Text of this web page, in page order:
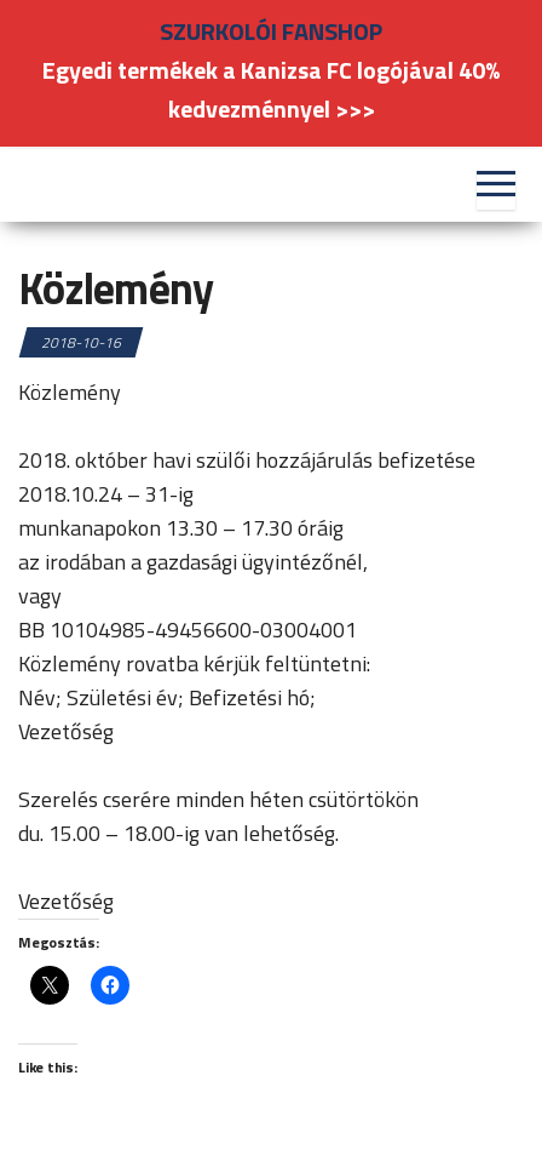
FC
#kanizsafoci
Közlemény
2018-10-16
Közlemény
2018. október havi szülői hozzájárulás befizetése
2018.10.24 – 31-ig
munkanapokon 13.30 – 17.30 óráig
az irodában a gazdasági ügyintézőnél,
vagy
BB 10104985-49456600-03004001
Közlemény rovatba kérjük feltüntetni:
Név; Születési év; Befizetési hó;
Vezetőség
Szerelés cserére minden héten csütörtökön
du. 15.00 – 18.00-ig van lehetőség.
Vezetőség
Megosztás:
Like this:
SZURKOLÓI FANSHOP
Egyedi termékek a Kanizsa FC logójával 40%
kedvezménnyel >>>